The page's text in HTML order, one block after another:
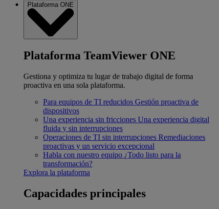
Plataforma ONE
Plataforma TeamViewer ONE
Gestiona y optimiza tu lugar de trabajo digital de forma
proactiva en una sola plataforma.
Para equipos de TI reducidos Gestión proactiva de
dispositivos
Una experiencia sin fricciones Una experiencia digital
fluida y sin interrupciones
Operaciones de TI sin interrupciones Remediaciones
proactivas y un servicio excepcional
Habla con nuestro equipo ¿Todo listo para la
transformación?
Explora la plataforma
Capacidades principales